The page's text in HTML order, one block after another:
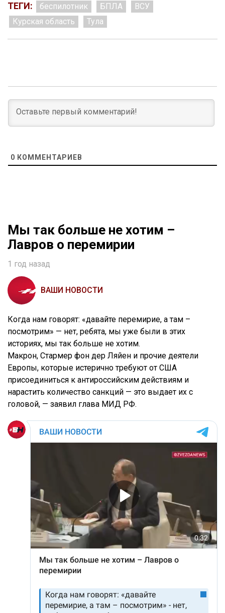
ТЕГИ: беспилотник БПЛА
ВСУ
Курская область
Тула
0 КОММЕНТАРИЕВ
Мы так больше не хотим –
Лавров о перемирии
1 год назад
ВАШИ НОВОСТИ
Когда нам говорят: «давайте перемирие, а там –
посмотрим» — нет, ребята, мы уже были в этих
историях, мы так больше не хотим.
Макрон, Стармер фон дер Ляйен и прочие деятели
Европы, которые истерично требуют от США
присоединиться к антироссийским действиям и
нарастить количество санкций — это выдает их с
головой, — заявил глава МИД РФ.